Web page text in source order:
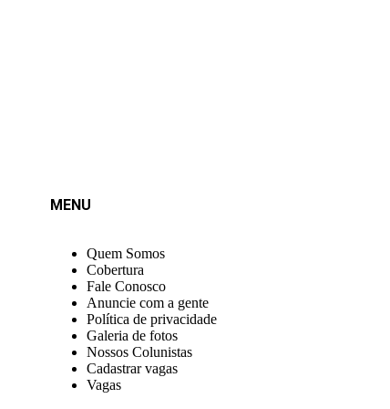
MENU
Quem Somos
Cobertura
Fale Conosco
Anuncie com a gente
Política de privacidade
Galeria de fotos
Nossos Colunistas
Cadastrar vagas
Vagas